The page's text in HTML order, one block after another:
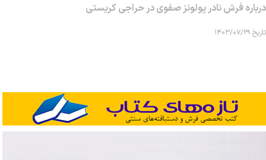
درباره فرش نادر پولونز صفوی در حراجی کریستی
تاریخ ۱۴۰۳/۰۷/۲۹